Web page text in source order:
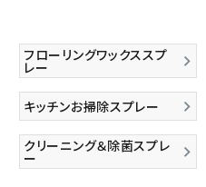
新商品
カテゴリーから探す
美容・コスメ・香水
フローリングワックススプ
レー
キッチンお掃除スプレー
クリーニング＆除菌スプレ
ー